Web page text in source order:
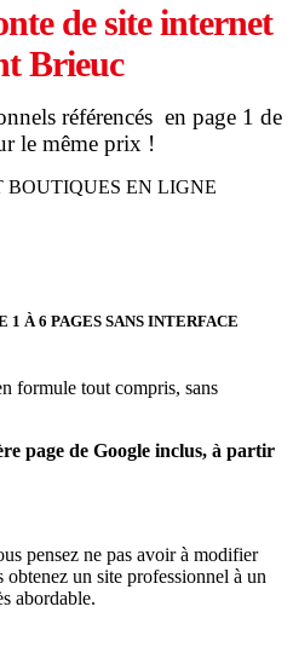
de site internet
Brieuc
référencés en page 1 de
le même prix !
BOUTIQUES EN LIGNE
À 6 PAGES SANS INTERFACE
formule tout compris, sans
page de Google inclus, à partir
pensez ne pas avoir à modifier
un site professionnel à un
abordable.